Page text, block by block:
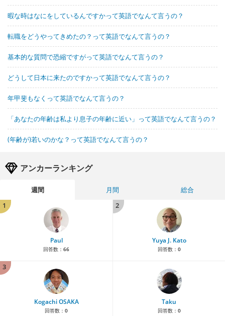
暇な時はなにをしているんですかって英語でなんて言うの？
転職をどうやってきめたの？って英語でなんて言うの？
基本的な質問で恐縮ですがって英語でなんて言うの？
どうして日本に来たのですかって英語でなんて言うの？
年甲斐もなくって英語でなんて言うの？
「あなたの年齢は私より息子の年齢に近い」って英語でなんて言うの？
(年齢が)若いのかな？って英語でなんて言うの？
アンカーランキング
週間 月間
総合
1
Paul
回答数： 66
2
Yuya J. Kato
回答数： 0
3
Kogachi OSAKA
回答数： 0
Taku
回答数： 0